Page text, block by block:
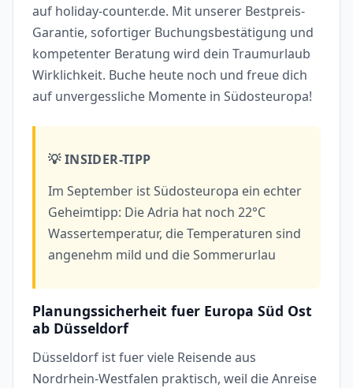
auf holiday-counter.de. Mit unserer Bestpreis-
Garantie, sofortiger Buchungsbestätigung und
kompetenter Beratung wird dein Traumurlaub
Wirklichkeit. Buche heute noch und freue dich
auf unvergessliche Momente in Südosteuropa!
💡 INSIDER-TIPP
Im September ist Südosteuropa ein echter
Geheimtipp: Die Adria hat noch 22°C
Wassertemperatur, die Temperaturen sind
angenehm mild und die Sommerurlau
Planungssicherheit fuer Europa Süd Ost
ab Düsseldorf
Düsseldorf ist fuer viele Reisende aus
Nordrhein-Westfalen praktisch, weil die Anreise